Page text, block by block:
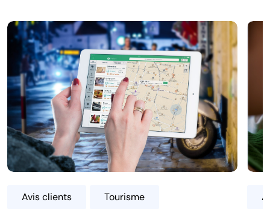
Avis clients
Tourisme